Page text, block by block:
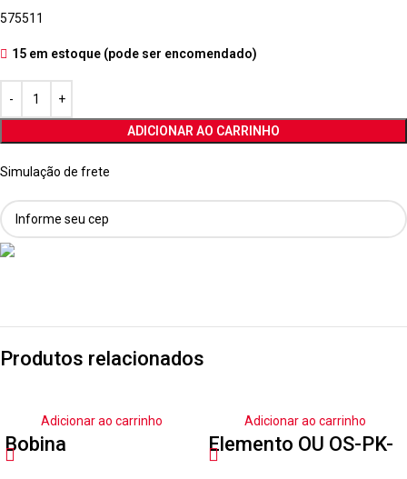
575511
15 em estoque (pode ser encomendado)
ADICIONAR AO CARRINHO
Simulação de frete
Produtos relacionados
Adicionar ao carrinho
Bobina
Adicionar ao carrinho
Elemento OU OS-PK-